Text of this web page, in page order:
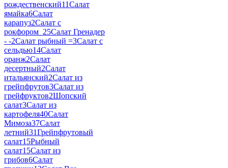
рождественский11Салат
ямайка6Салат
карапуз2Салат с
рокфором_25Салат Гренадер
- -2Салат рыбный =3Салат с
сельдью14Салат
оранж2Салат
десертный2Салат
итальянский2Салат из
грейпфрутов3Салат из
грейфруктов2Шопский
салат3Салат из
картофеля40Салат
Мимоза37Салат
летний31Грейпфрутовый
салат15Рыбный
салат15Салат из
грибов6Салат